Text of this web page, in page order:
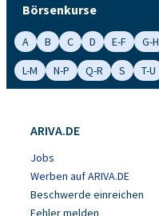
Börsenkurse
A B C D E-F G-H
L-M
N-P Q-R S T-U
ARIVA.DE
Jobs
Werben auf ARIVA.DE
Beschwerde einreichen
Fehler melden